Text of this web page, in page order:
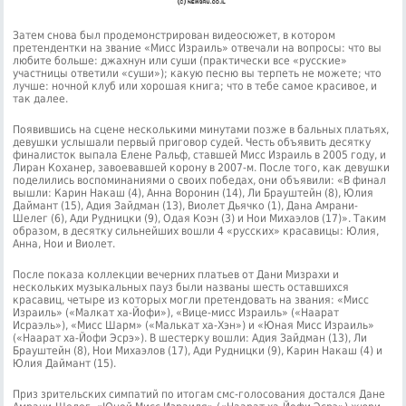
Затем снова был продемонстрирован видеосюжет, в котором
претендентки на звание «Мисс Израиль» отвечали на вопросы: что вы
любите больше: джахнун или суши (практически все «русские»
участницы ответили «суши»); какую песню вы терпеть не можете; что
лучше: ночной клуб или хорошая книга; что в тебе самое красивое, и
так далее.
Появившись на сцене несколькими минутами позже в бальных платьях,
девушки услышали первый приговор судей. Честь объявить десятку
финалисток выпала Елене Ральф, ставшей Мисс Израиль в 2005 году, и
Лиран Коханер, завоевавшей корону в 2007-м. После того, как девушки
поделились воспоминаниями о своих победах, они объявили: «В финал
вышли: Карин Накаш (4), Анна Воронин (14), Ли Брауштейн (8), Юлия
Даймант (15), Адия Зайдман (13), Виолет Дьячко (1), Дана Амрани-
Шелег (6), Ади Рудницки (9), Одая Коэн (3) и Нои Михаэлов (17)». Таким
образом, в десятку сильнейших вошли 4 «русских» красавицы: Юлия,
Анна, Нои и Виолет.
После показа коллекции вечерних платьев от Дани Мизрахи и
нескольких музыкальных пауз были названы шесть оставшихся
красавиц, четыре из которых могли претендовать на звания: «Мисс
Израиль» («Малкат ха-Йофи»), «Вице-мисс Израиль» («Наарат
Исраэль»), «Мисс Шарм» («Малькат ха-Хэн») и «Юная Мисс Израиль»
(«Наарат ха-Йофи Эсрэ»). В шестерку вошли: Адия Зайдман (13), Ли
Брауштейн (8), Нои Михаэлов (17), Ади Рудницки (9), Карин Накаш (4) и
Юлия Даймант (15).
Приз зрительских симпатий по итогам смс-голосования достался Дане